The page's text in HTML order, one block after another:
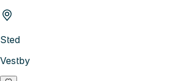
Sted
Vestby